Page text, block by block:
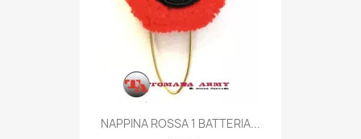
Quick view
NAPPINA ROSSA 1 BATTERIA...